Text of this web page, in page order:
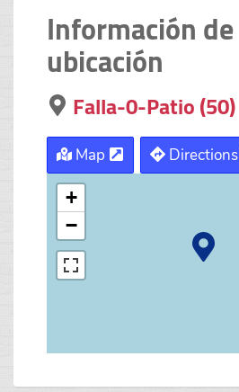
Información de
ubicación
Falla-0-Patio (50)
Map Directions
+
−